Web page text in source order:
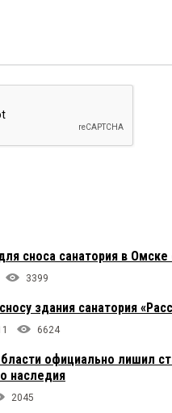
сноса санатория в
3399
здания санатория
6624
официально лишил
наследия
2045